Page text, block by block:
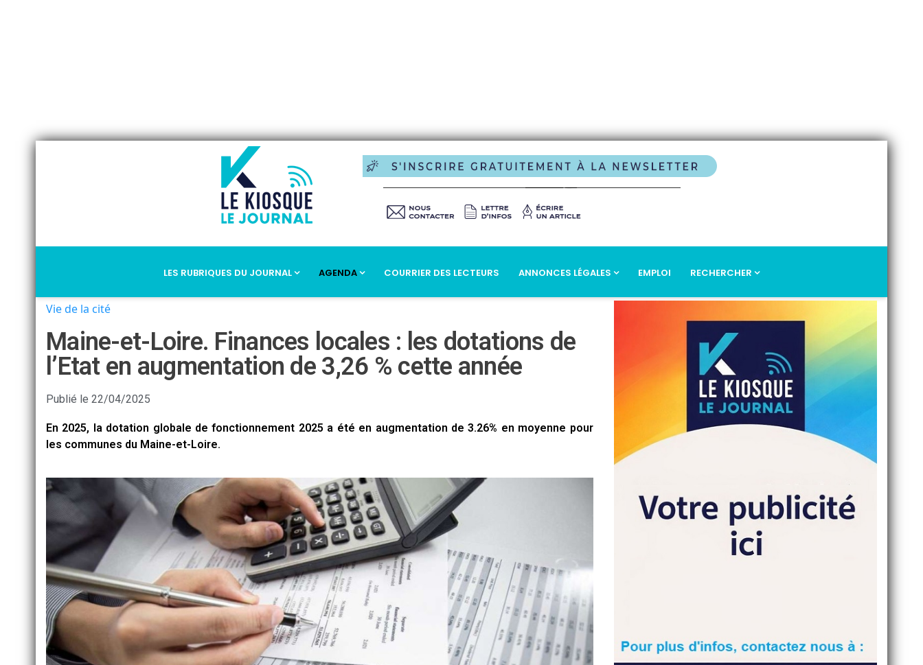
LES RUBRIQUES DU JOURNAL AGENDA COURRIER DES LECTEURS ANNONCES LÉGALES EMPLOI RECHERCHER
Vie de la cité
Maine-et-Loire. Finances locales : les dotations de
l’Etat en augmentation de 3,26 % cette année
Publié le 22/04/2025
En 2025, la dotation globale de fonctionnement 2025 a été en augmentation de 3.26% en moyenne pour
les communes du Maine-et-Loire.